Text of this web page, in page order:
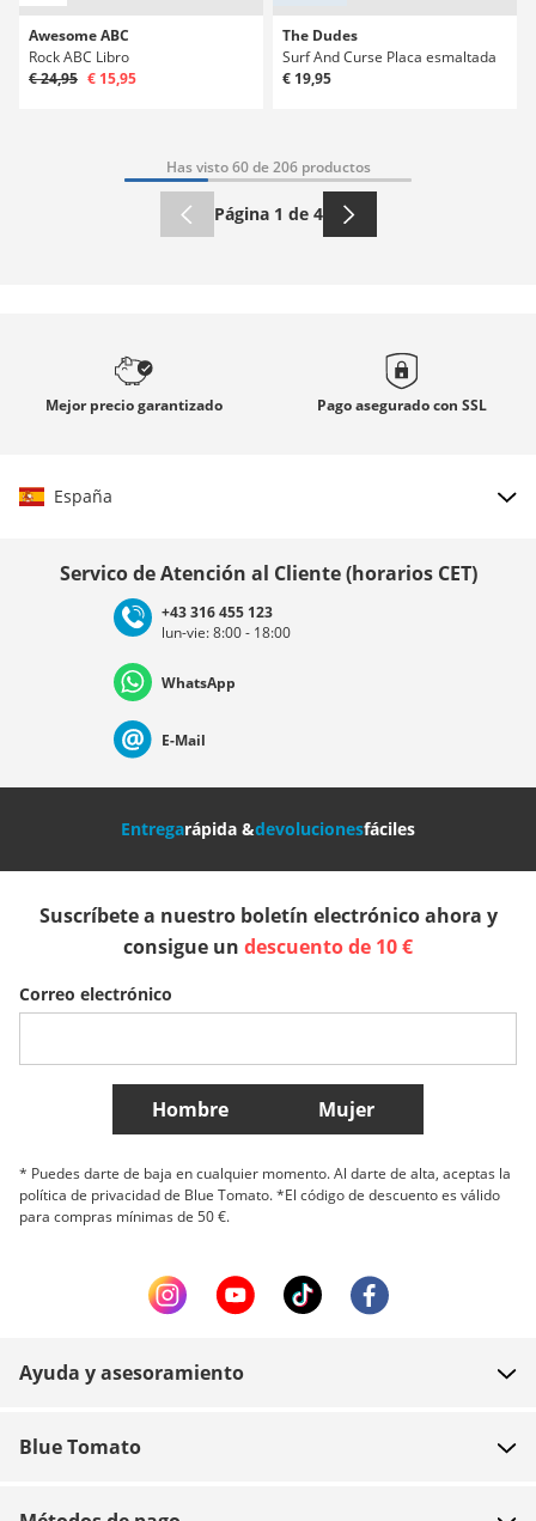
Awesome ABC
Rock ABC Libro
€ 24,95 € 15,95
The Dudes
Surf And Curse Placa esmaltada
€ 19,95
Has visto 60 de 206 productos
Página 1 de 4
Mejor preciogarantizado Pago asegurado con SSL
España
Deutschland Österreich
Nederland Italia (Italiano) Italien (Deutsch)
Slovenija België (Nederlands)
Belgique (Français) Danmark Norge
Más países
Servico de Atención al Cliente (horarios CET)
+43 316 455 123
lun-vie: 8:00 - 18:00
WhatsApp
E-Mail
Entregarápida &devolucionesfáciles
Suscríbete a nuestro boletín electrónico ahora y
consigue un descuento de 10 €
Correo electrónico
Hombre Mujer
* Puedes darte de baja en cualquier momento. Al darte de alta, aceptas la
política de privacidad de Blue Tomato. *El código de descuento es válido
para compras mínimas de 50 €.
Ayuda y asesoramiento
Pago
Blue Tomato